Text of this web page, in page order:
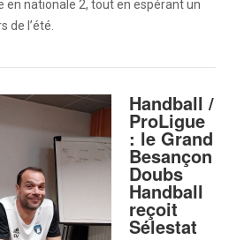
en nationale 2, tout en espérant un
de l’été.
Handball /
ProLigue
: le Grand
Besançon
Doubs
Handball
reçoit
Sélestat